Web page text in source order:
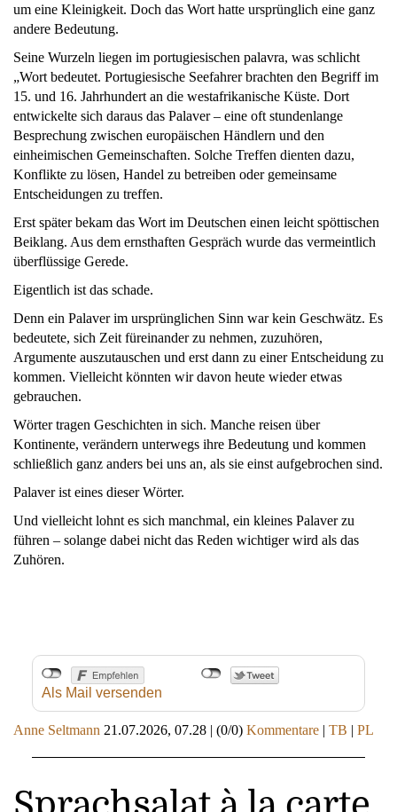
um eine Kleinigkeit. Doch das Wort hatte ursprünglich eine ganz
andere Bedeutung.
Seine Wurzeln liegen im portugiesischen palavra, was schlicht
„Wort bedeutet. Portugiesische Seefahrer brachten den Begriff im
15. und 16. Jahrhundert an die westafrikanische Küste. Dort
entwickelte sich daraus das Palaver – eine oft stundenlange
Besprechung zwischen europäischen Händlern und den
einheimischen Gemeinschaften. Solche Treffen dienten dazu,
Konflikte zu lösen, Handel zu betreiben oder gemeinsame
Entscheidungen zu treffen.
Erst später bekam das Wort im Deutschen einen leicht spöttischen
Beiklang. Aus dem ernsthaften Gespräch wurde das vermeintlich
überflüssige Gerede.
Eigentlich ist das schade.
Denn ein Palaver im ursprünglichen Sinn war kein Geschwätz. Es
bedeutete, sich Zeit füreinander zu nehmen, zuzuhören,
Argumente auszutauschen und erst dann zu einer Entscheidung zu
kommen. Vielleicht könnten wir davon heute wieder etwas
gebrauchen.
Wörter tragen Geschichten in sich. Manche reisen über
Kontinente, verändern unterwegs ihre Bedeutung und kommen
schließlich ganz anders bei uns an, als sie einst aufgebrochen sind.
Palaver ist eines dieser Wörter.
Und vielleicht lohnt es sich manchmal, ein kleines Palaver zu
führen – solange dabei nicht das Reden wichtiger wird als das
Zuhören.
Als Mail versenden
Anne Seltmann 21.07.2026, 07.28 | (0/0) Kommentare | TB | PL